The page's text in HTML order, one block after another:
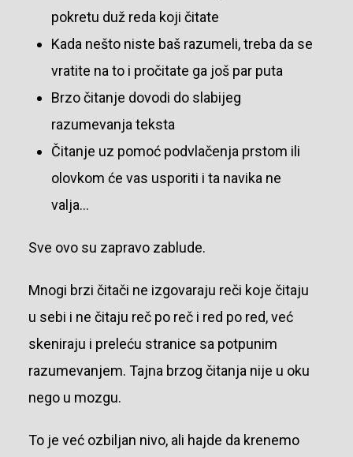
pokretu duž reda koji čitate
Kada nešto niste baš razumeli, treba da se
vratite na to i pročitate ga još par puta
Brzo čitanje dovodi do slabijeg
razumevanja teksta
Čitanje uz pomoć podvlačenja prstom ili
olovkom će vas usporiti i ta navika ne
valja…
Sve ovo su zapravo zablude.
Mnogi brzi čitači ne izgovaraju reči koje čitaju
u sebi i ne čitaju reč po reč i red po red, već
skeniraju i preleću stranice sa potpunim
razumevanjem. Tajna brzog čitanja nije u oku
nego u mozgu.
To je već ozbiljan nivo, ali hajde da krenemo